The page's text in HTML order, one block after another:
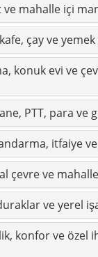
ve mahalle içi
çay ve yemek
konuk evi ve
PTT, para ve
itfaiye
çevre ve
ve yerel
konfor ve özel